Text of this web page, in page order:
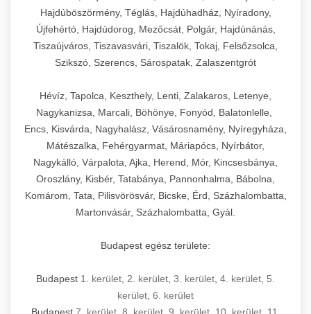
Hajdúböszörmény, Téglás, Hajdúhadház, Nyíradony,
Újfehértó, Hajdúdorog, Mezőcsát, Polgár, Hajdúnánás,
Tiszaújváros, Tiszavasvári, Tiszalök, Tokaj, Felsőzsolca,
Szikszó, Szerencs, Sárospatak, Zalaszentgrót
Hévíz, Tapolca, Keszthely, Lenti, Zalakaros, Letenye,
Nagykanizsa, Marcali, Böhönye, Fonyód, Balatonlelle,
Encs, Kisvárda, Nagyhalász, Vásárosnamény, Nyíregyháza,
Mátészalka, Fehérgyarmat, Máriapócs, Nyírbátor,
Nagykálló, Várpalota, Ajka, Herend, Mór, Kincsesbánya,
Oroszlány, Kisbér, Tatabánya, Pannonhalma, Bábolna,
Komárom, Tata, Pilisvörösvár, Bicske, Érd, Százhalombatta,
Martonvásár, Százhalombatta, Gyál.
Budapest egész területe:
Budapest 1. kerület 2. kerület 3. kerület 4. kerület 5.
kerület 6. kerület